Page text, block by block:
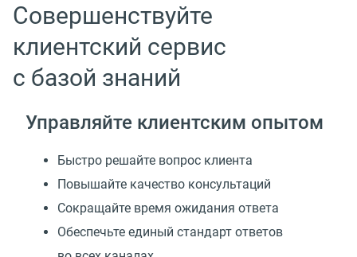
Совершенствуйте
клиентский сервис
с базой знаний
Управляйте клиентским опытом
Быстро решайте вопрос клиента
Повышайте качество консультаций
Сокращайте время ожидания ответа
Обеспечьте единый стандарт ответов